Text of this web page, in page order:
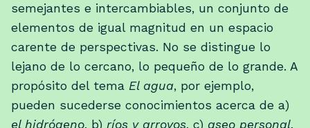
semejantes e intercambiables, un conjunto de
elementos de igual magnitud en un espacio
carente de perspectivas. No se distingue lo
lejano de lo cercano, lo pequeño de lo grande. A
propósito del tema El agua, por ejemplo,
pueden sucederse conocimientos acerca de a)
el hidrógeno, b) ríos y arroyos, c) aseo personal,